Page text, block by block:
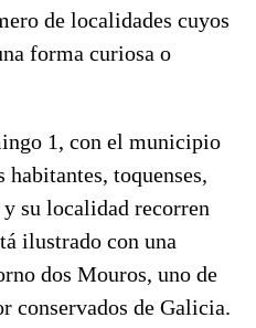
de localidades cuyos
forma curiosa o
1, con el municipio
habitantes, toquenses,
su localidad recorren
ilustrado con una
dos Mouros, uno de
conservados de Galicia.